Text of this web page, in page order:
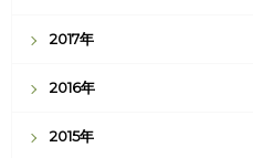
2017年
2016年
2015年